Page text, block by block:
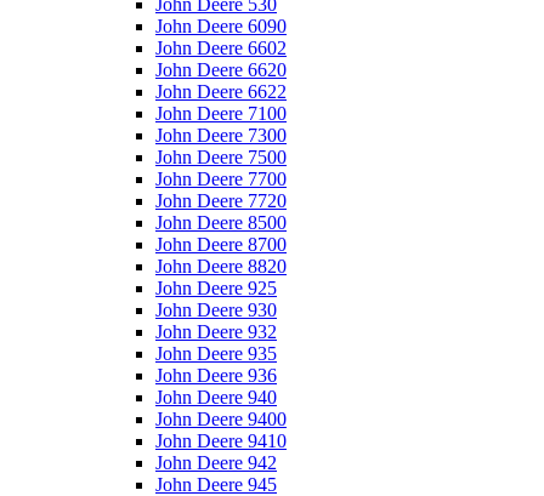
John Deere 530
John Deere 6090
John Deere 6602
John Deere 6620
John Deere 6622
John Deere 7100
John Deere 7300
John Deere 7500
John Deere 7700
John Deere 7720
John Deere 8500
John Deere 8700
John Deere 8820
John Deere 925
John Deere 930
John Deere 932
John Deere 935
John Deere 936
John Deere 940
John Deere 9400
John Deere 9410
John Deere 942
John Deere 945